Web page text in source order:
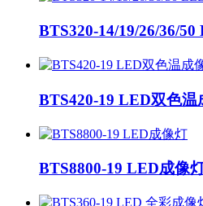
BTS320-14/19/26/36/
BTS420-19 LED双色温
BTS8800-19 LED成像